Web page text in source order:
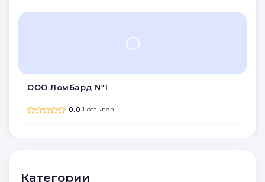
О
ООО Ломбард №1
0.0•1 отзывов
Категории